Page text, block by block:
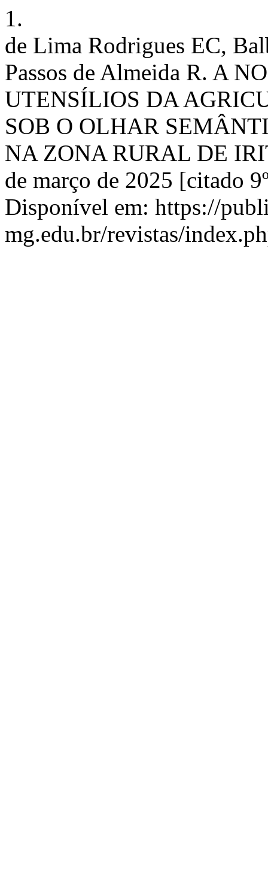
1.
de Lima Rodrigues EC,
Passos de Almeida R. A
UTENSÍLIOS DA
SOB O OLHAR
NA ZONA RURAL DE
de março de 2025 [citado
Disponível em: https://
mg.edu.br/revistas/